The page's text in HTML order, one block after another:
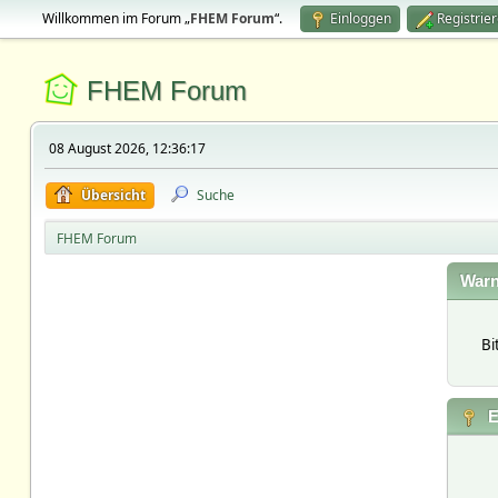
Willkommen im Forum „FHEM Forum“. Einloggen
FHEM Forum
08 August 2026, 12:36:17
Übersicht Suche
FHEM Forum